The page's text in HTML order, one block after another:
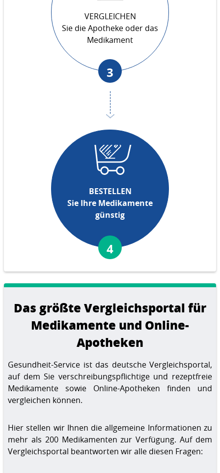
VERGLEICHEN
Sie die Apotheke oder das
Medikament
3
BESTELLEN
Sie Ihre Medikamente
günstig
4
Das größte Vergleichsportal für
Medikamente und Online-
Apotheken
Gesundheit-Service ist das deutsche Vergleichsportal,
auf dem Sie verschreibungspflichtige und rezeptfreie
Medikamente sowie Online-Apotheken finden und
vergleichen können.
Hier stellen wir Ihnen die allgemeine Informationen zu
mehr als 200 Medikamenten zur Verfügung. Auf dem
Vergleichsportal beantworten wir alle diesen Fragen: